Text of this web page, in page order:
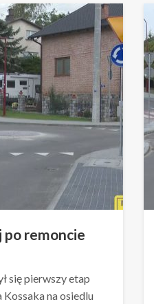
po remoncie
się pierwszy etap
na osiedlu